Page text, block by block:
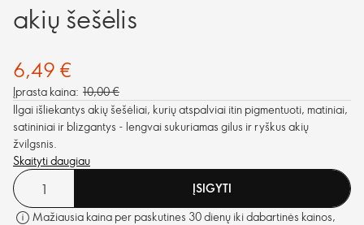
akių šešėlis
6,49 €
Įprasta kaina: 10,00 €
Ilgai išliekantys akių šešėliai, kurių atspalviai itin pigmentuoti, matiniai,
satininiai ir blizgantys - lengvai sukuriamas gilus ir ryškus akių
žvilgsnis.
Skaityti daugiau
ĮSIGYTI
Mažiausia kaina per paskutines 30 dienų iki dabartinės kainos,